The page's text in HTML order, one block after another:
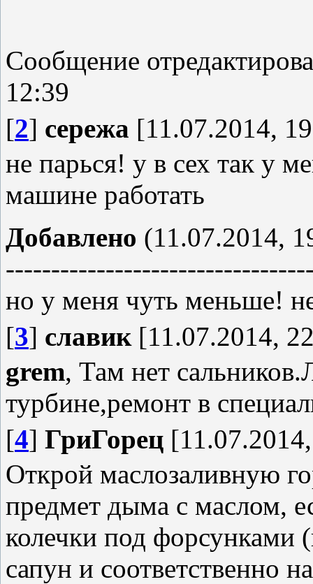
Сообщение
12:39
[2] сережа [11.07.2014,
не парься! у в сех так у
машине работать
Добавлено (11.07.2014,
но у меня чуть меньше!
[3] славик[11.07.2014,
grem, Там нет
турбине,ремонт в
[4] ГриГорец
Открой маслозаливную
предмет дыма с маслом,
колечки под форсунками
сапун и соответственно